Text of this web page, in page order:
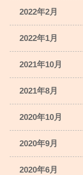
2022年2月
2022年1月
2021年10月
2021年8月
2020年10月
2020年9月
2020年6月